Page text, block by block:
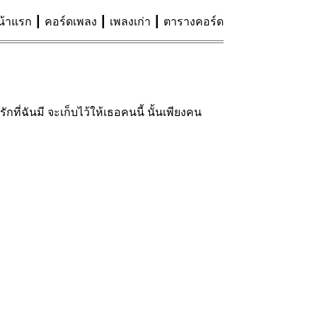
าแรก คอร์ดเพลง เพลงเก่า ตารางคอร์ด
กที่ฉันมี จะเก็บไว้ให้เธอคนนี้ นั้นเพียงคน